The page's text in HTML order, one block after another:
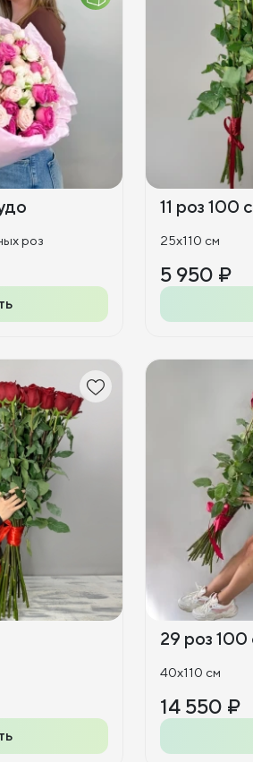
роз
11 роз 100
25x110 см
5 950 ₽
29 роз 100
40x110 см
14 550 ₽